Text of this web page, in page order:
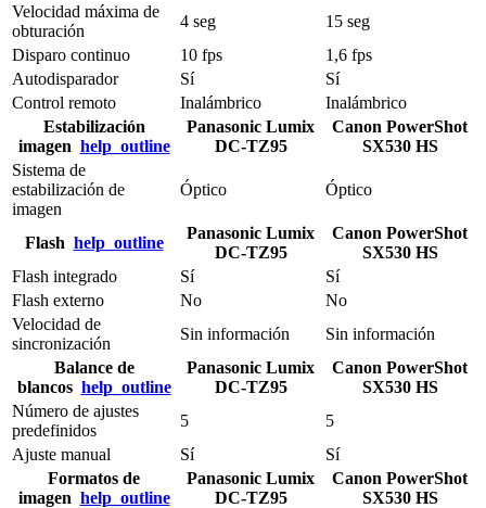
Velocidad máxima de
obturación
4 seg
15 seg
Disparo continuo
10 fps
1,6 fps
Autodisparador
Sí
Sí
Control remoto
Inalámbrico
Inalámbrico
Estabilización
imagen help_outline
Panasonic Lumix
DC-TZ95
Canon PowerShot
SX530 HS
Sistema de
estabilización de
imagen
Óptico Óptico
Flash help_outline
Panasonic Lumix
DC-TZ95
Canon PowerShot
SX530 HS
Flash integrado
Sí
Sí
Flash externo
No
No
Velocidad de
sincronización
Sin información
Sin información
Balance de
blancos help_outline
Panasonic Lumix
DC-TZ95
Canon PowerShot
SX530 HS
Número de ajustes
predefinidos
5
5
Ajuste manual
Sí
Sí
Formatos de
imagen help_outline
Panasonic Lumix
DC-TZ95
Canon PowerShot
SX530 HS